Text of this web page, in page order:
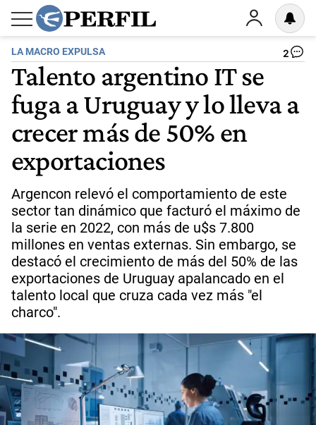
LA MACRO EXPULSA 2
Talento argentino IT se
fuga a Uruguay y lo lleva a
crecer más de 50% en
exportaciones
Argencon relevó el comportamiento de este
sector tan dinámico que facturó el máximo de
la serie en 2022, con más de u$s 7.800
millones en ventas externas. Sin embargo, se
destacó el crecimiento de más del 50% de las
exportaciones de Uruguay apalancado en el
talento local que cruza cada vez más "el
charco".